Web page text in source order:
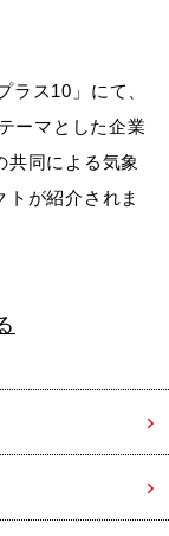
ラス10」にて、
ーマとした企業
共同による気象
が紹介されま